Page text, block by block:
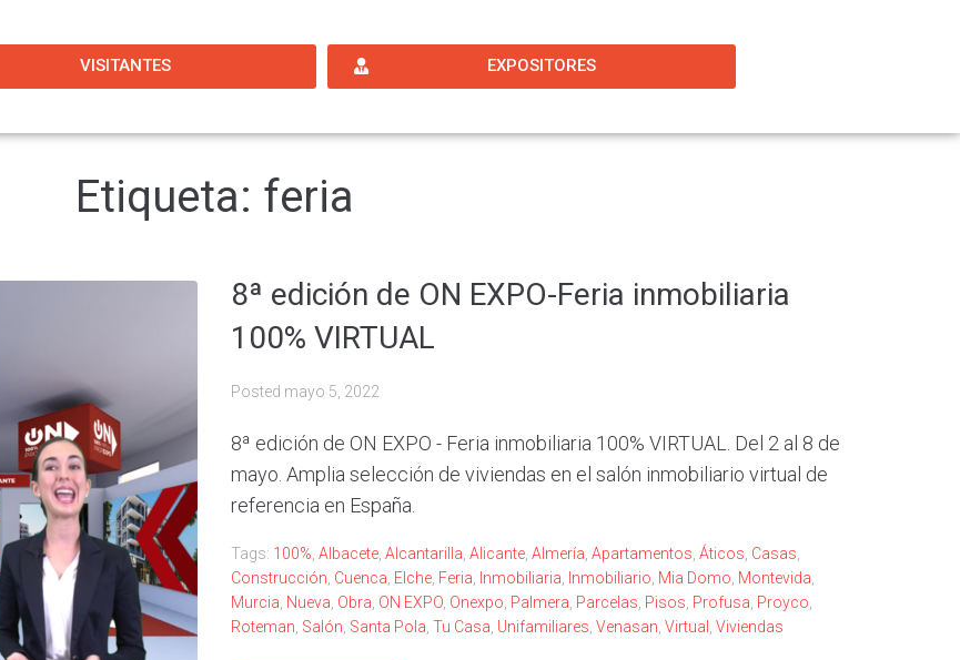
VISITANTES EXPOSITORES
Etiqueta: feria
8ª edición de ON EXPO-Feria inmobiliaria
100% VIRTUAL
Posted mayo 5, 2022
8ª edición de ON EXPO - Feria inmobiliaria 100% VIRTUAL. Del 2 al 8 de
mayo. Amplia selección de viviendas en el salón inmobiliario virtual de
referencia en España.
Tags: 100%, Albacete, Alcantarilla, Alicante, Almería, Apartamentos, Áticos, Casas,
Construcción, Cuenca, Elche, Feria, Inmobiliaria, Inmobiliario, Mia Domo, Montevida,
Murcia, Nueva, Obra, ON EXPO, Onexpo, Palmera, Parcelas, Pisos, Profusa, Proyco,
Roteman, Salón, Santa Pola, Tu Casa, Unifamiliares, Venasan, Virtual , Viviendas